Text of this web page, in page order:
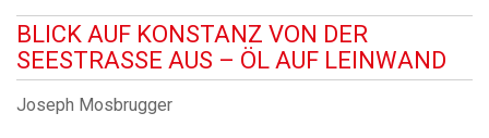
BLICK AUF KONSTANZ VON DER
SEESTRASSE AUS – ÖL AUF LEINWAND
Joseph Mosbrugger